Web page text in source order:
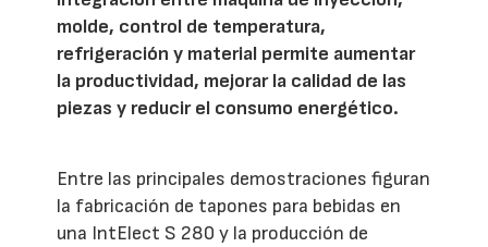
molde, control de temperatura,
refrigeración y material permite aumentar
la productividad, mejorar la calidad de las
piezas y reducir el consumo energético.
Entre las principales demostraciones figuran
la fabricación de tapones para bebidas en
una IntElect S 280 y la producción de